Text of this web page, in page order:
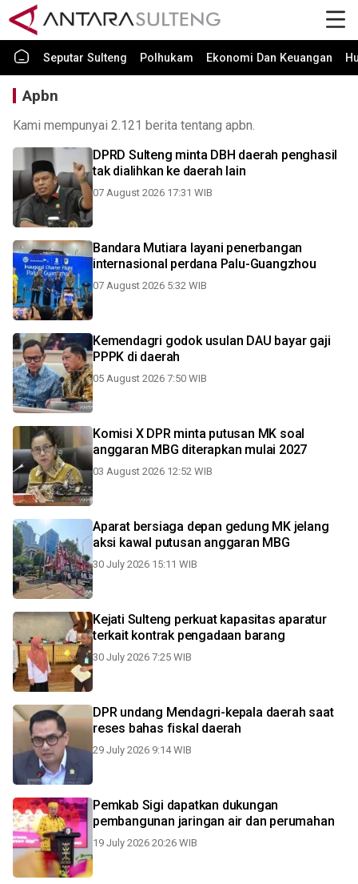
Seputar Sulteng Polhukam Ekonomi Dan Keuangan
Apbn
Kami mempunyai 2.121 berita tentang apbn.
DPRD Sulteng minta DBH daerah penghasil
tak dialihkan ke daerah lain
07 August 2026 17:31 WIB
Bandara Mutiara layani penerbangan
internasional perdana Palu-Guangzhou
07 August 2026 5:32 WIB
Kemendagri godok usulan DAU bayar gaji
PPPK di daerah
05 August 2026 7:50 WIB
Komisi X DPR minta putusan MK soal
anggaran MBG diterapkan mulai 2027
03 August 2026 12:52 WIB
Aparat bersiaga depan gedung MK jelang
aksi kawal putusan anggaran MBG
30 July 2026 15:11 WIB
Kejati Sulteng perkuat kapasitas aparatur
terkait kontrak pengadaan barang
30 July 2026 7:25 WIB
DPR undang Mendagri-kepala daerah saat
reses bahas fiskal daerah
29 July 2026 9:14 WIB
Pemkab Sigi dapatkan dukungan
pembangunan jaringan air dan perumahan
19 July 2026 20:26 WIB